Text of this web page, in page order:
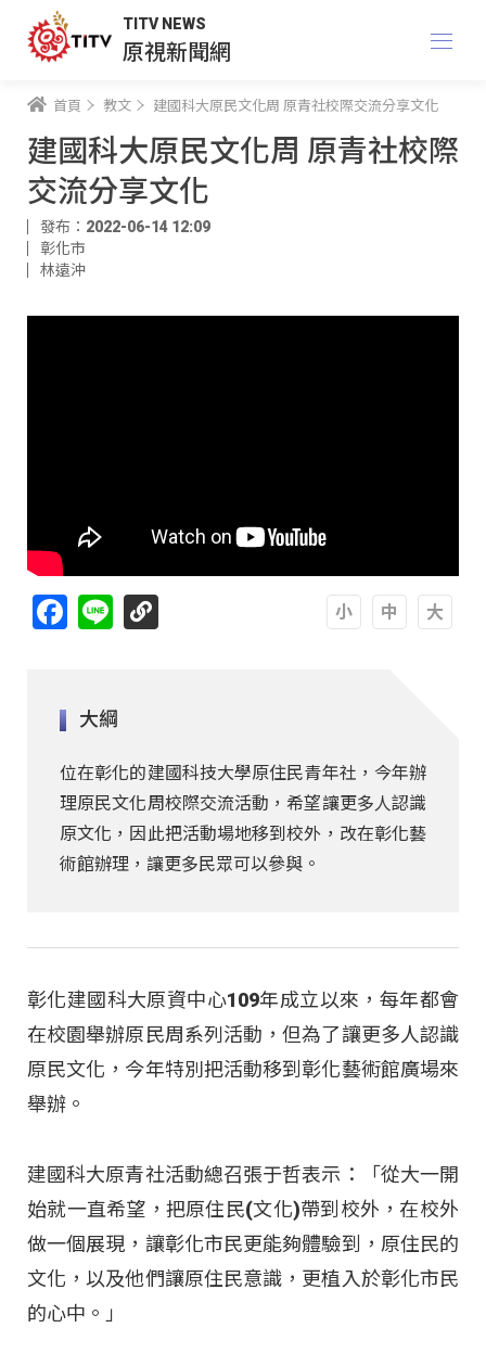
TITV NEWS
原視新聞網
首頁 教文 建國科大原民文化周 原青社校際交流分享文化
建國科大原民文化周 原青社校際
交流分享文化
發布：2022-06-14 12:09
彰化市
林遠沖
Facebook
Line
大綱
位在彰化的建國科技大學原住民青年社，今年辦
理原民文化周校際交流活動，希望讓更多人認識
原文化，因此把活動場地移到校外，改在彰化藝
術館辦理，讓更多民眾可以參與。
彰化建國科大原資中心109年成立以來，每年都會
在校園舉辦原民周系列活動，但為了讓更多人認識
原民文化，今年特別把活動移到彰化藝術館廣場來
舉辦。
建國科大原青社活動總召張于哲表示：「從大一開
始就一直希望，把原住民(文化)帶到校外，在校外
做一個展現，讓彰化市民更能夠體驗到，原住民的
文化，以及他們讓原住民意識，更植入於彰化市民
的心中。」